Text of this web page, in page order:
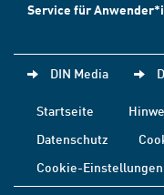
Service für
DIN Media
Startseite
Datenschutz
Cookie-Einstellungen